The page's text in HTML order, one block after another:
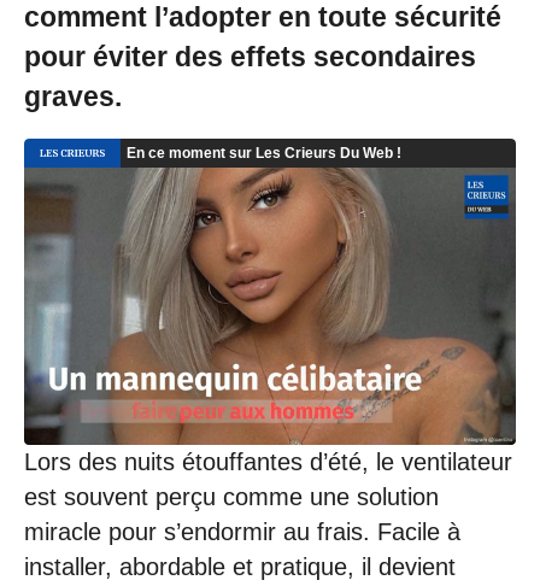
comment l’adopter en toute sécurité
pour éviter des effets secondaires
graves.
Lors des nuits étouffantes d’été, le ventilateur
est souvent perçu comme une solution
miracle pour s’endormir au frais. Facile à
installer, abordable et pratique, il devient